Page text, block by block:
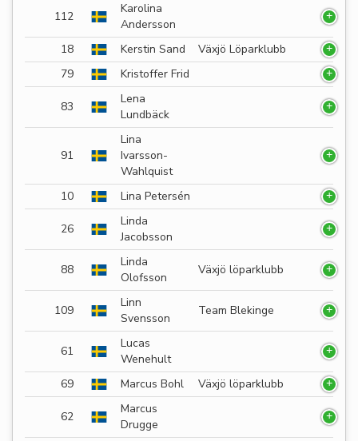
112
Karolina
Andersson
18
Kerstin Sand
Växjö Löparklubb
79
Kristoffer Frid
83
Lena
Lundbäck
91
Lina
Ivarsson-
Wahlquist
10
Lina Petersén
26
Linda
Jacobsson
88
Linda
Olofsson
Växjö löparklubb
109
Linn
Svensson
Team Blekinge
61
Lucas
Wenehult
69
Marcus Bohl Växjö löparklubb
62
Marcus
Drugge